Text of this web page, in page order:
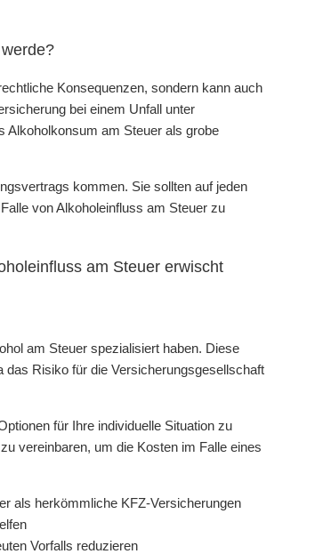
Konsequenzen, sondern kann auch
bei einem Unfall unter
Alkoholkonsum am Steuer als grobe
kommen. Sie sollten auf jeden
von Alkoholeinfluss am Steuer zu
am Steuer erwischt
am Steuer spezialisiert haben. Diese
Risiko für die Versicherungsgesellschaft
für Ihre individuelle Situation zu
vereinbaren, um die Kosten im Falle eines
als herkömmliche KFZ-Versicherungen
Vorfalls reduzieren